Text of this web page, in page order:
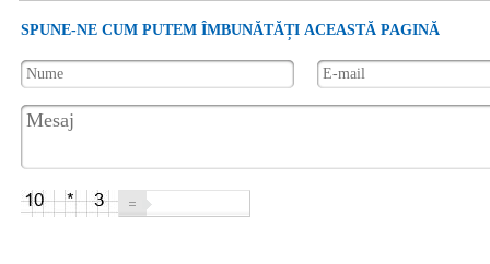
SPUNE-NE CUM PUTEM ÎMBUNĂTĂȚI ACEASTĂ PAGINĂ